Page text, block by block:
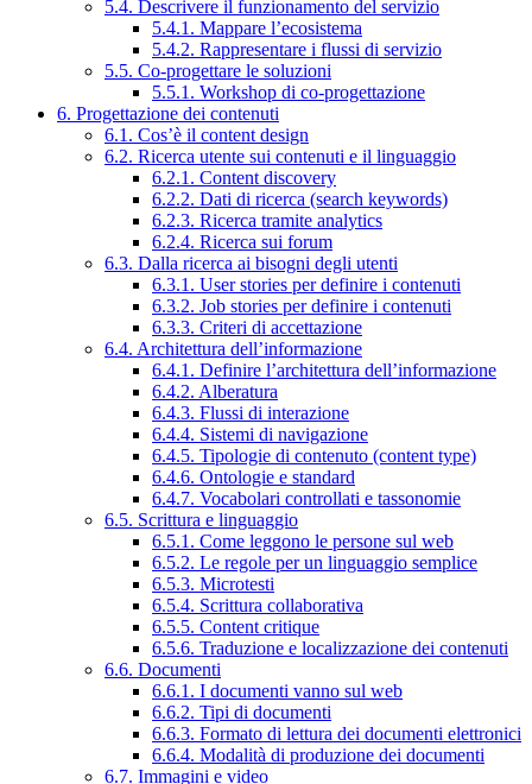
5.4. Descrivere il funzionamento del servizio
5.4.1. Mappare l’ecosistema
5.4.2. Rappresentare i flussi di servizio
5.5. Co-progettare le soluzioni
5.5.1. Workshop di co-progettazione
6. Progettazione dei contenuti
6.1. Cos’è il content design
6.2. Ricerca utente sui contenuti e il linguaggio
6.2.1. Content discovery
6.2.2. Dati di ricerca (search keywords)
6.2.3. Ricerca tramite analytics
6.2.4. Ricerca sui forum
6.3. Dalla ricerca ai bisogni degli utenti
6.3.1. User stories per definire i contenuti
6.3.2. Job stories per definire i contenuti
6.3.3. Criteri di accettazione
6.4. Architettura dell’informazione
6.4.1. Definire l’architettura dell’informazione
6.4.2. Alberatura
6.4.3. Flussi di interazione
6.4.4. Sistemi di navigazione
6.4.5. Tipologie di contenuto (content type)
6.4.6. Ontologie e standard
6.4.7. Vocabolari controllati e tassonomie
6.5. Scrittura e linguaggio
6.5.1. Come leggono le persone sul web
6.5.2. Le regole per un linguaggio semplice
6.5.3. Microtesti
6.5.4. Scrittura collaborativa
6.5.5. Content critique
6.5.6. Traduzione e localizzazione dei contenuti
6.6. Documenti
6.6.1. I documenti vanno sul web
6.6.2. Tipi di documenti
6.6.3. Formato di lettura dei documenti elettronici
6.6.4. Modalità di produzione dei documenti
6.7. Immagini e video